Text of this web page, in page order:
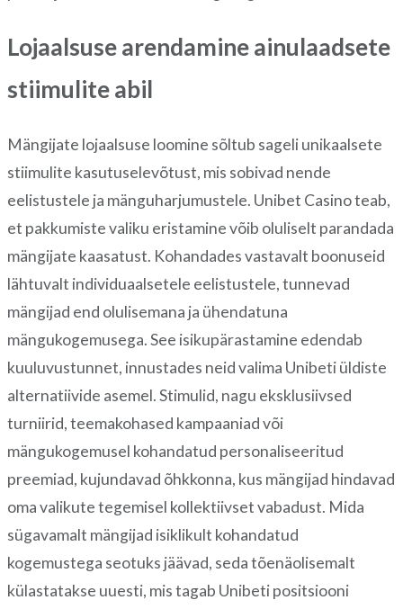
Lojaalsuse arendamine ainulaadsete
stiimulite abil
Mängijate lojaalsuse loomine sõltub sageli unikaalsete
stiimulite kasutuselevõtust, mis sobivad nende
eelistustele ja mänguharjumustele. Unibet Casino teab,
et pakkumiste valiku eristamine võib oluliselt parandada
mängijate kaasatust. Kohandades vastavalt boonuseid
lähtuvalt individuaalsetele eelistustele, tunnevad
mängijad end olulisemana ja ühendatuna
mängukogemusega. See isikupärastamine edendab
kuuluvustunnet, innustades neid valima Unibeti üldiste
alternatiivide asemel. Stimulid, nagu eksklusiivsed
turniirid, teemakohased kampaaniad või
mängukogemusel kohandatud personaliseeritud
preemiad, kujundavad õhkkonna, kus mängijad hindavad
oma valikute tegemisel kollektiivset vabadust. Mida
sügavamalt mängijad isiklikult kohandatud
kogemustega seotuks jäävad, seda tõenäolisemalt
külastatakse uuesti, mis tagab Unibeti positsiooni